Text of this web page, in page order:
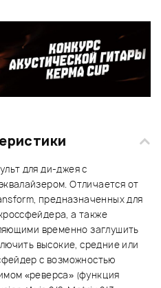
для ди-джея с
Отличается от
предназначенных для
а также
временно заглушить
высокие, средние или
с возможностью
«реверса» (функция